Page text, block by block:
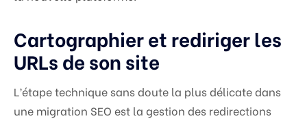
Cartographier et rediriger les
URLs de son site
L’étape technique sans doute la plus délicate dans
une migration SEO est la gestion des redirections